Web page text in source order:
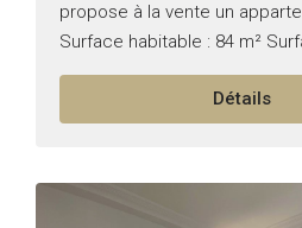
propose à la vente un
Surface habitable : 84 m²
Composition : – Salon & salle
Détails